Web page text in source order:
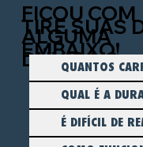
FICOU COM
ALGUMA
DÚVIDA!?
TIRE SUAS
EMBAIXO!
QUANTOS
QUAL É A
É DIFÍCIL DE